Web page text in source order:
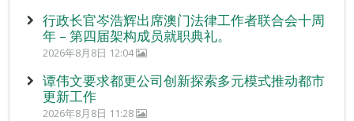
行政长官岑浩辉出席澳门法律工作者联合会十周
年 – 第四届架构成员就职典礼。
2026年8月8日 12:04
谭伟文要求都更公司创新探索多元模式推动都市
更新工作
2026年8月8日 11:28